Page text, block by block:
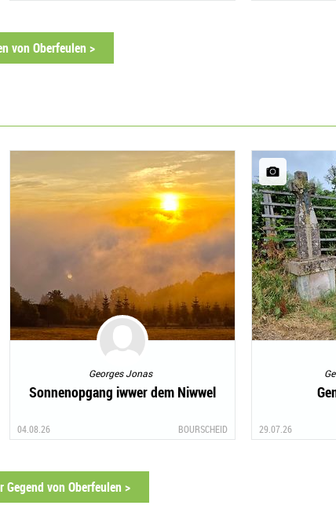
von Oberfeulen >
Georges Jonas
Sonnenopgang iwwer dem Niwwel
04.08.26 BOURSCHEID 29.07.26
von Oberfeulen >